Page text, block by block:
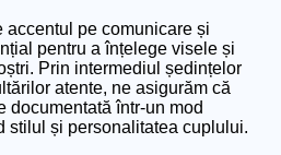
accentul pe comunicare și
pentru a înțelege visele și
Prin intermediul ședințelor
atente, ne asigurăm că
documentată într-un mod
stilul și personalitatea cuplului.